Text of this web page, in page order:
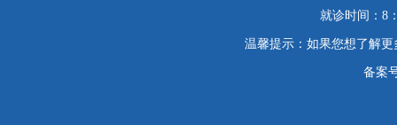
就诊时间：8
温馨提示：如果您想了解
备案